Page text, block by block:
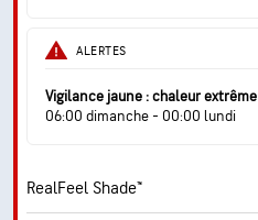
Plafond nuageux
ALERTES
Vigilance jaune : chaleur extrême
06:00 dimanche - 00:00 lundi
RealFeel Shade™